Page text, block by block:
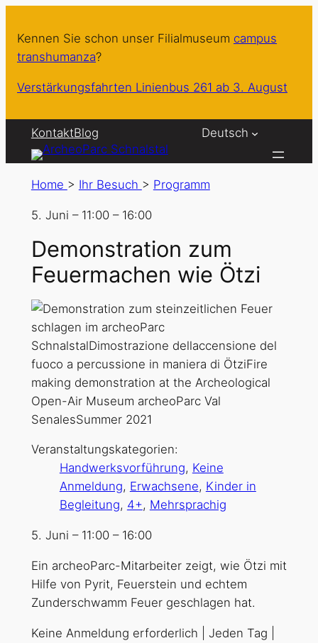
Kennen Sie schon unser Filialmuseum campus
transhumanza?
Verstärkungsfahrten Linienbus 261 ab 3. August
KontaktBlog Deutsch
Home > Ihr Besuch > Programm
5. Juni – 11:00 – 16:00
Demonstration zum
Feuermachen wie Ötzi
Veranstaltungskategorien:
Handwerksvorführung, Keine
Anmeldung, Erwachsene, Kinder in
Begleitung, 4+, Mehrsprachig
5. Juni – 11:00 – 16:00
Ein archeoParc-Mitarbeiter zeigt, wie Ötzi mit
Hilfe von Pyrit, Feuerstein und echtem
Zunderschwamm Feuer geschlagen hat.
Keine Anmeldung erforderlich | Jeden Tag |